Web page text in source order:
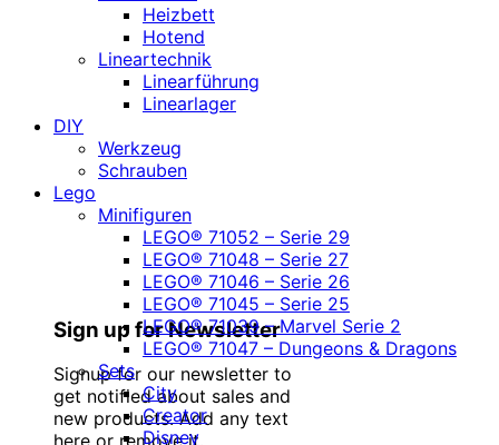
Sign up for Newsletter
Signup for our newsletter to
get notified about sales and
new products. Add any text
Heizbett
Hotend
Lineartechnik
Linearführung
Linearlager
DIY
Werkzeug
Schrauben
Lego
Minifiguren
LEGO® 71052 – Serie 29
LEGO® 71048 – Serie 27
LEGO® 71046 – Serie 26
LEGO® 71045 – Serie 25
LEGO® 71039 – Marvel Serie 2
LEGO® 71047 – Dungeons & Dragons
Sets
City
Creator
Disney